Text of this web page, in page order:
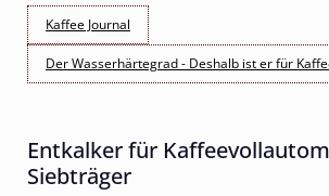
Kaffee Journal
Der Wasserhärtegrad - Deshalb ist er für
Entkalker für
Siebträger